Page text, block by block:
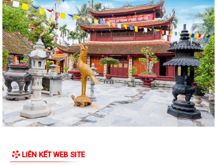
Vòng chung kết Hội thi lực lượng tham gia bảo vệ an ninh trật tự ở cơ
sở giỏi toàn quốc sẽ diễn ra...
NGHỊ QUYẾT SỐ 27 NGÀY 28/7/2026 của HĐND THÀNH PHỐ Quy định
chính sách hỗ trợ đối với người hoạt...
NGHỊ QUYẾT QUY ĐỊNH CHÍNH SÁCH HỖ TRỢ ĐỐI VỚI CÔNG CHỨC,
VIÊN CHỨC LÀM VIỆC TẠI BỘ PHẬN MỘT CỬA CÁC...
QUYẾT ĐỊNH Về việc công bố thủ tục hành chính nội bộ mới ban hành
thuộc phạm vi chức năng quản lý...
QUYẾT ĐỊNH Về việc công bố danh mục thủ tục hành chính được sửa
Nghị quyết số 07/2026/NQ-HĐND ngày 23/6/2026 của HĐND thành
LIÊN KẾT WEB SITE